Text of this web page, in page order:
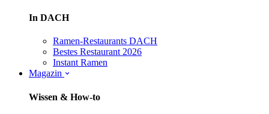
In DACH
Ramen-Restaurants DACH
Bestes Restaurant 2026
Instant Ramen
Magazin
Wissen & How-to